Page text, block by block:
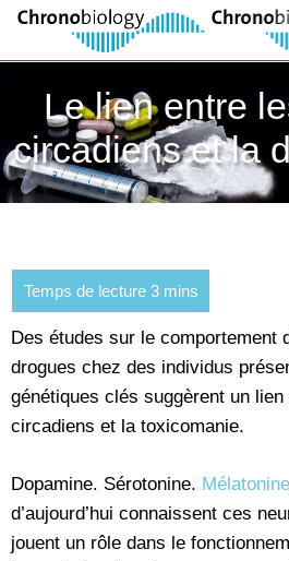
Le lien entre
circadiens et la
Des études sur le comportement
drogues chez des individus
génétiques clés suggèrent un
circadiens et la toxicomanie.
Dopamine. Sérotonine. Mélatonine
d’aujourd’hui connaissent ces
jouent un rôle dans le